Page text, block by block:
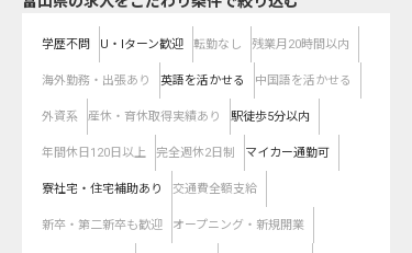
学歴不問 U・Iターン歓迎 転勤なし 残業月20時間以内
海外勤務・出張あり 英語を活かせる 中国語を活かせる
外資系 産休・育休取得実績あり 駅徒歩5分以内
年間休日120日以上 完全週休2日制 マイカー通勤可
寮社宅・住宅補助あり 交通費全額支給
新卒・第二新卒も歓迎 オープニング・新規開業